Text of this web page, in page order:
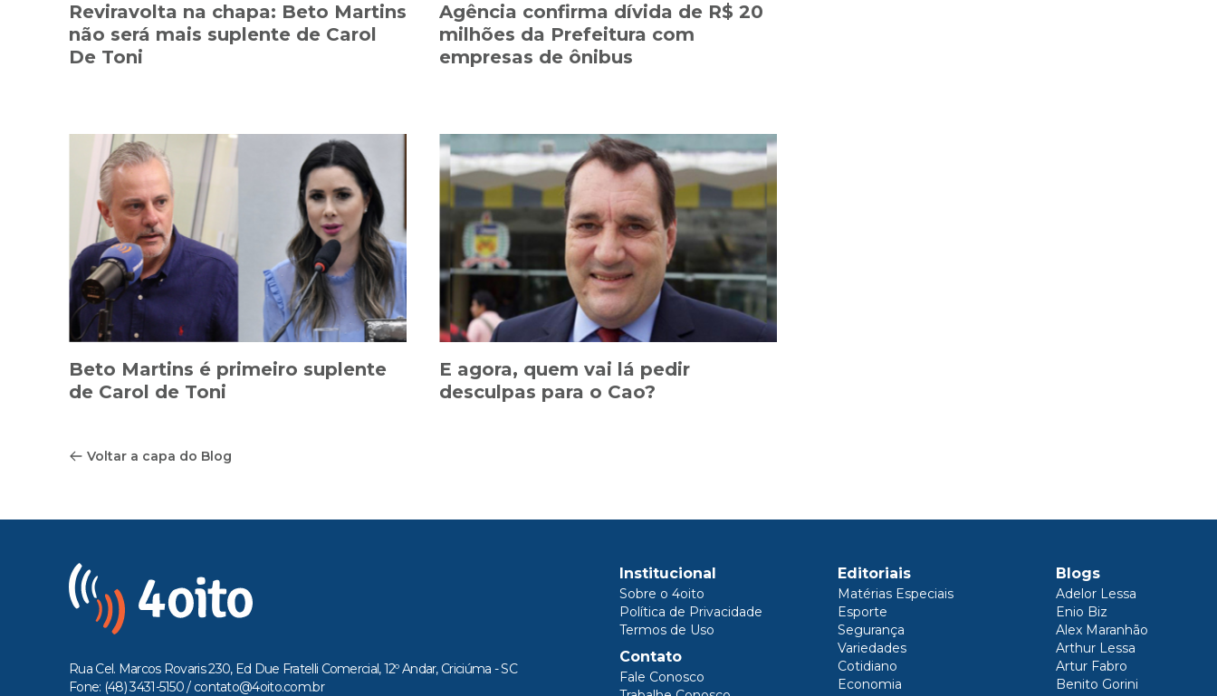
Reviravolta na chapa: Beto Martins
não será mais suplente de Carol
De Toni
Agência confirma dívida de R$ 20
milhões da Prefeitura com
empresas de ônibus
Beto Martins é primeiro suplente
de Carol de Toni
E agora, quem vai lá pedir
desculpas para o Cao?
Voltar a capa do Blog
Rua Cel. Marcos Rovaris 230, Ed Due Fratelli Comercial, 12º Andar, Criciúma - SC
Fone: (48) 3431-5150 / contato@4oito.com.br
Institucional
Sobre o 4oito
Política de Privacidade
Termos de Uso
Contato
Fale Conosco
Editoriais
Matérias Especiais
Esporte
Segurança
Variedades
Cotidiano
Economia
Blogs
Adelor Lessa
Enio Biz
Alex Maranhão
Arthur Lessa
Artur Fabro
Benito Gorini